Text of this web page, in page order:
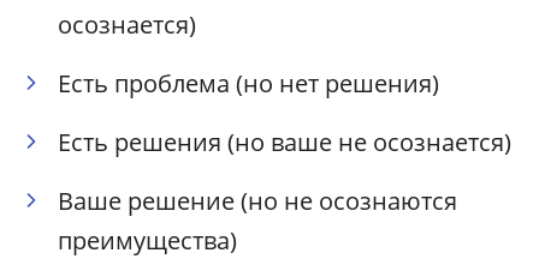
осознается)
Есть проблема (но нет решения)
Есть решения (но ваше не осознается)
Ваше решение (но не осознаются
преимущества)